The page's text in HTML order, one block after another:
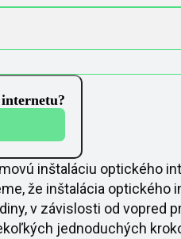
inštaláciu optického
že inštalácia optického
v závislosti od vopred
jednoduchých